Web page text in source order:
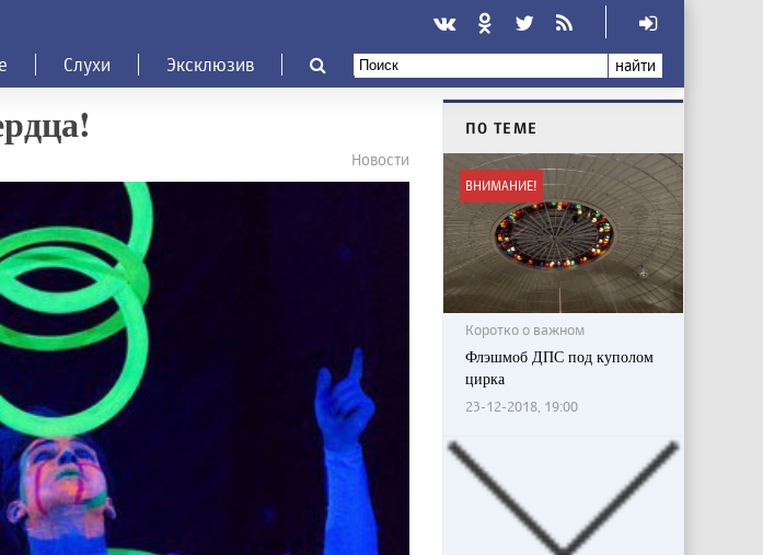
Слухи Эксклюзив найти
Новости
ПО ТЕМЕ
ВНИМАНИЕ!
Коротко о важном
Флэшмоб ДПС под куполом
цирка
23-12-2018, 19:00